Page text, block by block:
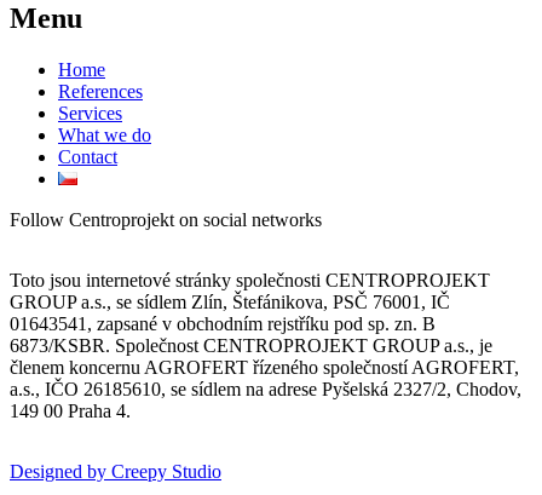
Menu
Home
References
Services
What we do
Contact
Follow Centroprojekt on social networks
Toto jsou internetové stránky společnosti CENTROPROJEKT
GROUP a.s., se sídlem Zlín, Štefánikova, PSČ 76001, IČ
01643541, zapsané v obchodním rejstříku pod sp. zn. B
6873/KSBR. Společnost CENTROPROJEKT GROUP a.s., je
členem koncernu AGROFERT řízeného společností AGROFERT,
a.s., IČO 26185610, se sídlem na adrese Pyšelská 2327/2, Chodov,
149 00 Praha 4.
Designed by Creepy Studio